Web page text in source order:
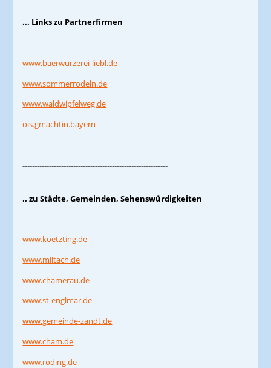
... Links zu Partnerfirmen
www.baerwurzerei-liebl.de
www.sommerrodeln.de
www.waldwipfelweg.de
ois.gmachtin.bayern
------------------------------------------------------------
.. zu Städte, Gemeinden, Sehenswürdigkeiten
www.koetzting.de
www.miltach.de
www.chamerau.de
www.st-englmar.de
www.gemeinde-zandt.de
www.cham.de
www.roding.de